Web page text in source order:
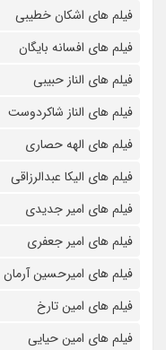
فیلم های اشکان خطیبی
فیلم های افسانه بایگان
فیلم های الناز حبیبی
فیلم های الناز شاکردوست
فیلم های الهه حصاری
فیلم های الیکا عبدالرزاقی
فیلم های امیر جدیدی
فیلم های امیر جعفری
فیلم های امیرحسین آرمان
فیلم های امین تارخ
فیلم های امین حیایی